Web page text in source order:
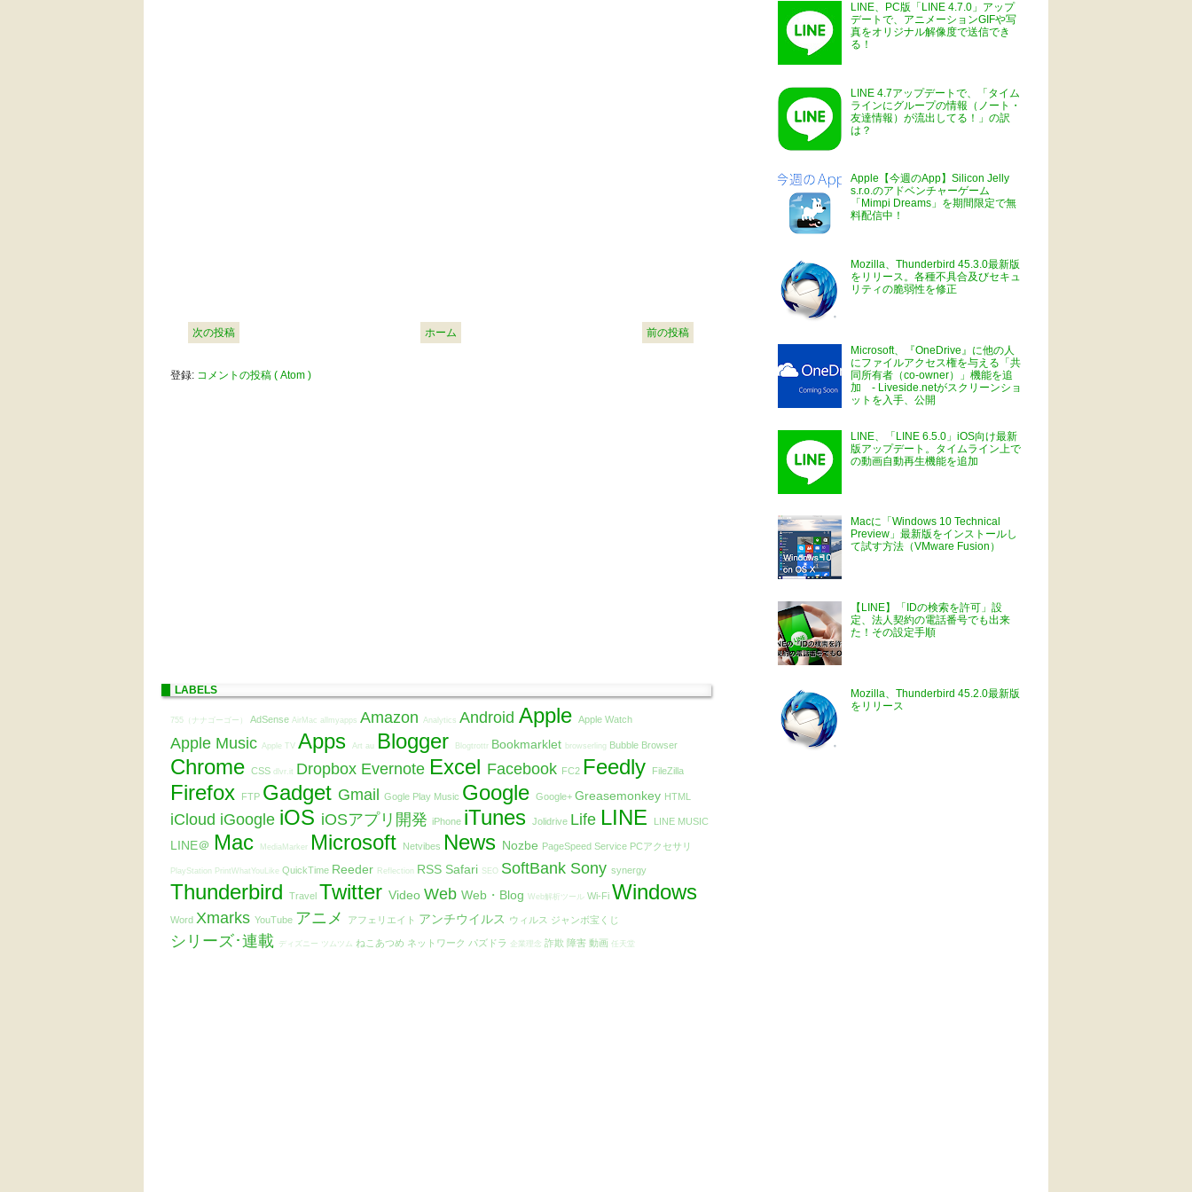
次の投稿 前の投稿
ホーム
登録: コメントの投稿 ( Atom )
LABELS
755（ナナゴーゴー） AdSense AirMac allmyapps Amazon Analytics Android Apple Apple Watch
Apple Music Apple TV Apps Art au Blogger Blogtrottr Bookmarklet browserling Bubble Browser
Chrome CSS dlvr.it Dropbox Evernote Excel Facebook FC2 Feedly FileZilla
Firefox FTP Gadget Gmail Gogle Play Music Google Google+ Greasemonkey HTML
iCloud iGoogle iOS iOSアプリ開発 iPhone iTunes Jolidrive Life LINE LINE MUSIC
LINE＠ Mac MediaMarker Microsoft Netvibes News Nozbe PageSpeed Service PCアクセサリ
PlayStation PrintWhatYouLike QuickTime Reeder Reflection RSS Safari SEO SoftBank Sony synergy
Thunderbird Travel Twitter Video Web Web・Blog Web解析ツール Wi-Fi Windows
Word Xmarks YouTube アニメ アフェリエイト アンチウイルス ウィルス ジャンボ宝くじ
シリーズ･連載 ディズニー ツムツム ねこあつめ ネットワーク パズドラ 企業理念 詐欺 障害 動画 任天堂
LINE、PC版「LINE 4.7.0」アップ
デートで、アニメーションGIFや写
真をオリジナル解像度で送信でき
る！
LINE 4.7アップデートで、「タイム
ラインにグループの情報（ノート・
友達情報）が流出してる！」の訳
は？
Apple【今週のApp】Silicon Jelly
s.r.o.のアドベンチャーゲーム
「Mimpi Dreams」を期間限定で無
料配信中！
Mozilla、Thunderbird 45.3.0最新版
をリリース。各種不具合及びセキュ
リティの脆弱性を修正
Microsoft、『OneDrive』に他の人
にファイルアクセス権を与える「共
同所有者（co-owner）」機能を追
加 - Liveside.netがスクリーンショ
ットを入手、公開
LINE、「LINE 6.5.0」iOS向け最新
版アップデート。タイムライン上で
の動画自動再生機能を追加
Macに「Windows 10 Technical
Preview」最新版をインストールし
て試す方法（VMware Fusion）
【LINE】「IDの検索を許可」設
定、法人契約の電話番号でも出来
た！その設定手順
Mozilla、Thunderbird 45.2.0最新版
をリリース